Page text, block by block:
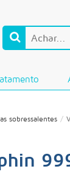
sobressalentes